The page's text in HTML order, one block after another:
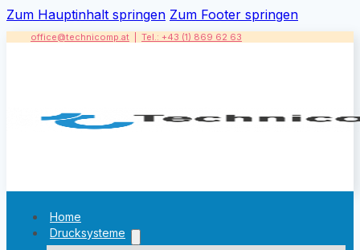
Zum Hauptinhalt springen Zum Footer springen
office@technicomp.at Tel.: +43 (1) 869 62 63
Home
Drucksysteme